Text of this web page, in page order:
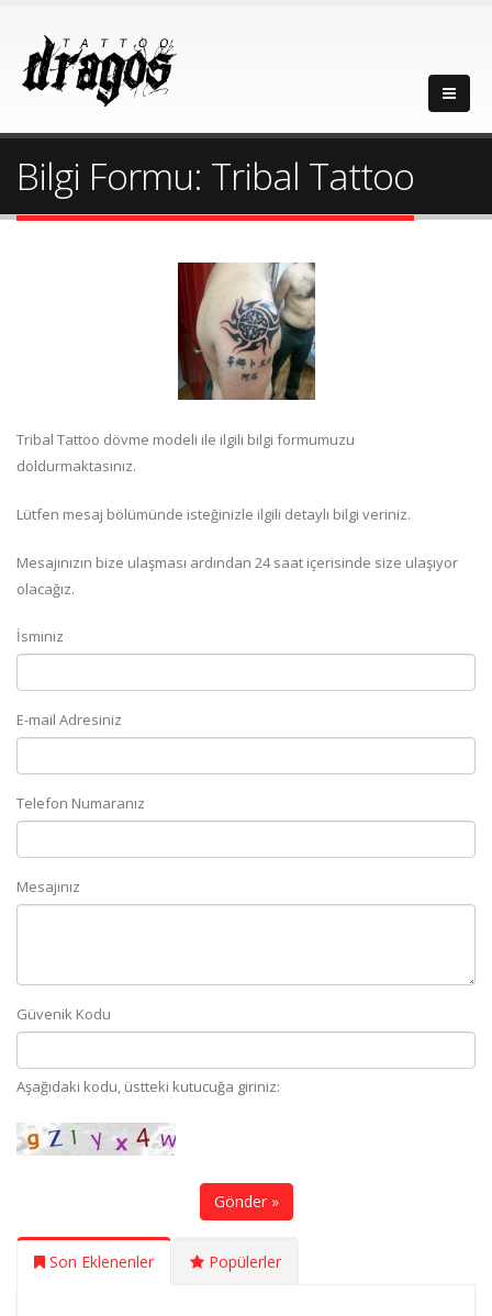
Bilgi Formu: Tribal Tattoo
Tribal Tattoo dövme modeli ile ilgili bilgi formumuzu
doldurmaktasınız.
Lütfen mesaj bölümünde isteğinizle ilgili detaylı bilgi veriniz.
Mesajınızın bize ulaşması ardından 24 saat içerisinde size ulaşıyor
olacağız.
İsminiz
E-mail Adresiniz
Telefon Numaranız
Mesajınız
Güvenik Kodu
Aşağıdaki kodu, üstteki kutucuğa giriniz:
Gönder »
Son Eklenenler Popülerler